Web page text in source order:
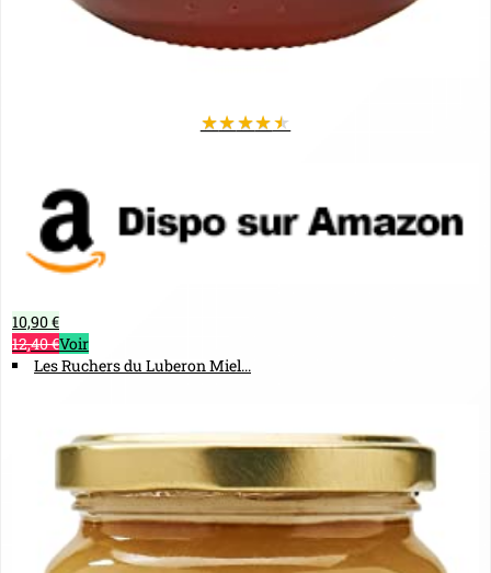
★★★★★
10,90 €
12,40 €Voir
Les Ruchers du Luberon Miel...